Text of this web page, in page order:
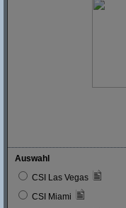
Auswahl
CSI Las Vegas
CSI Miami